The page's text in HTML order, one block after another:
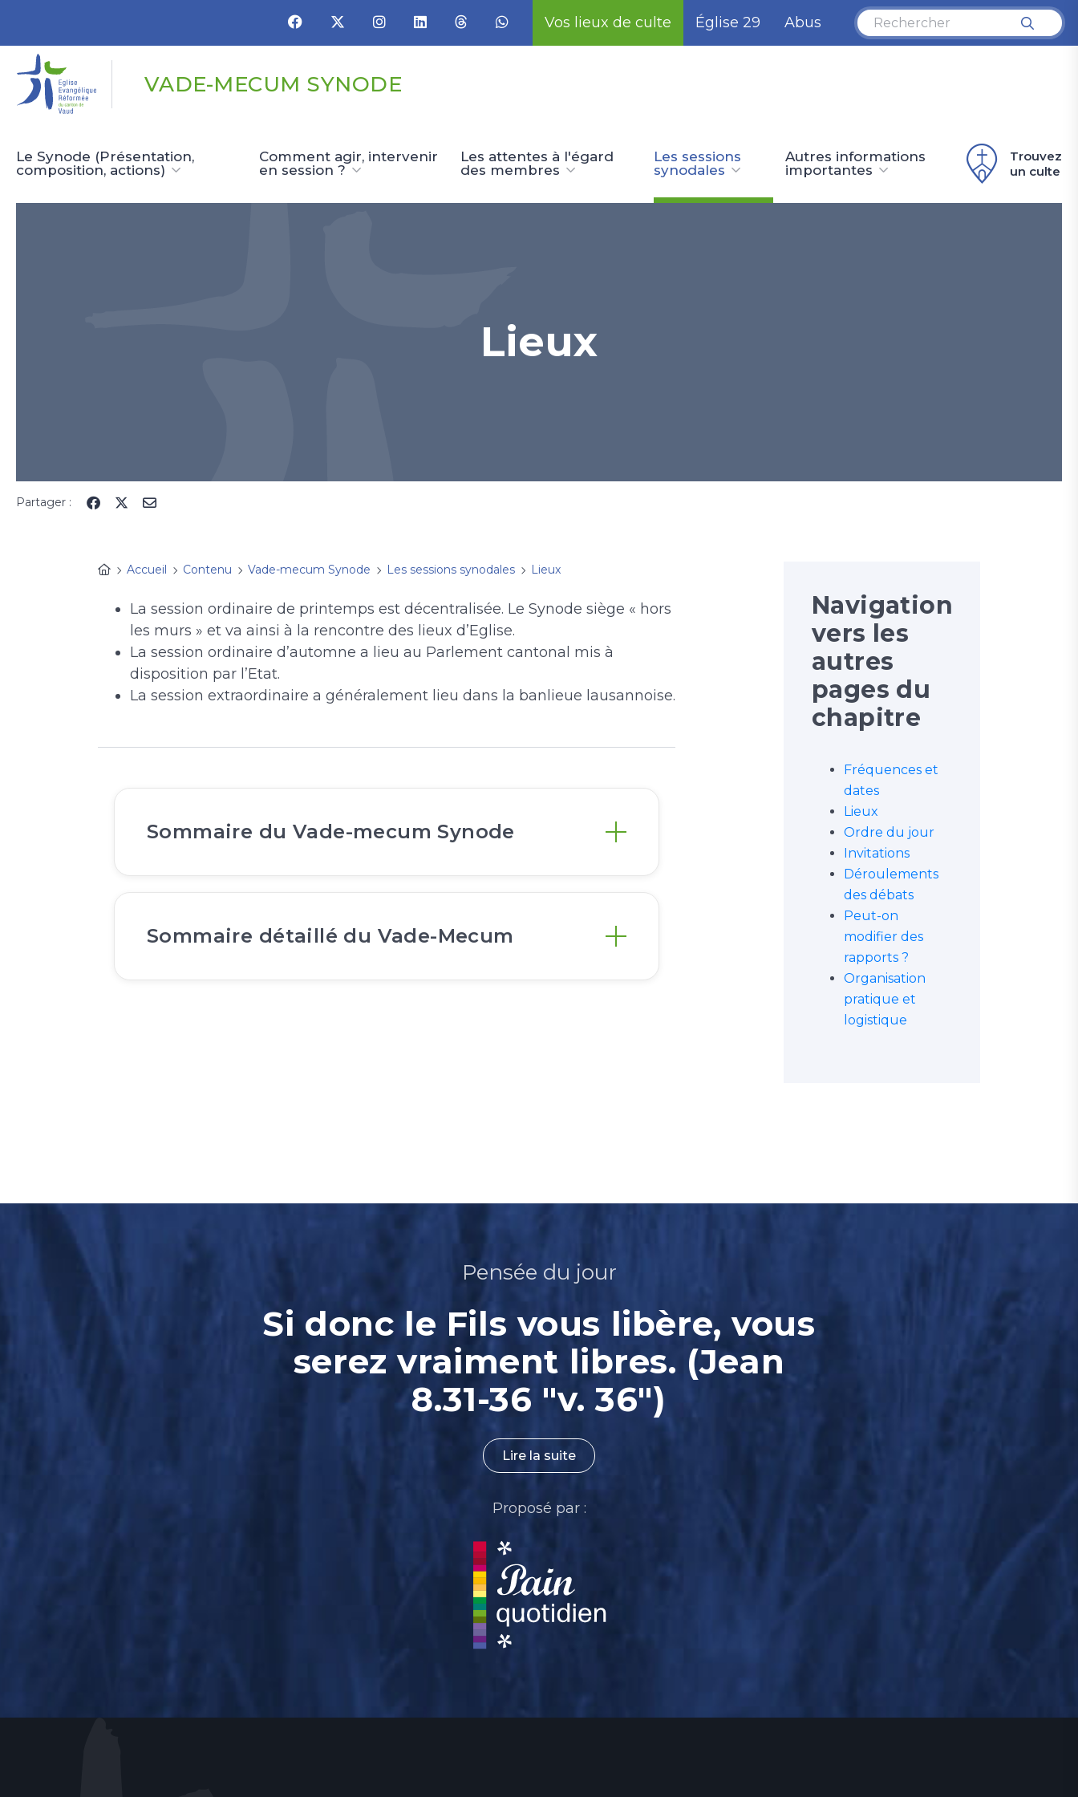
Vos lieux de culte Église 29 Abus
VADE-MECUM SYNODE
Le Synode (Présentation,
composition, actions)
Comment agir, intervenir
en session ?
Les attentes à l'égard
des membres
Les sessions
synodales
Autres informations
importantes
Trouvez
un culte
Lieux
Partager :
Accueil Contenu Vade-mecum Synode Les sessions synodales Lieux
La session ordinaire de printemps est décentralisée. Le Synode siège « hors
les murs » et va ainsi à la rencontre des lieux d’Eglise.
La session ordinaire d’automne a lieu au Parlement cantonal mis à
disposition par l’Etat.
La session extraordinaire a généralement lieu dans la banlieue lausannoise.
Sommaire du Vade-mecum Synode
Sommaire détaillé du Vade-Mecum
Navigation
vers les
autres
pages du
chapitre
Fréquences et
dates
Lieux
Ordre du jour
Invitations
Déroulements
des débats
Peut-on
modifier des
rapports ?
Organisation
pratique et
logistique
Pensée du jour
Si donc le Fils vous libère, vous
serez vraiment libres. (Jean
8.31-36 "v. 36")
Lire la suite
Proposé par :